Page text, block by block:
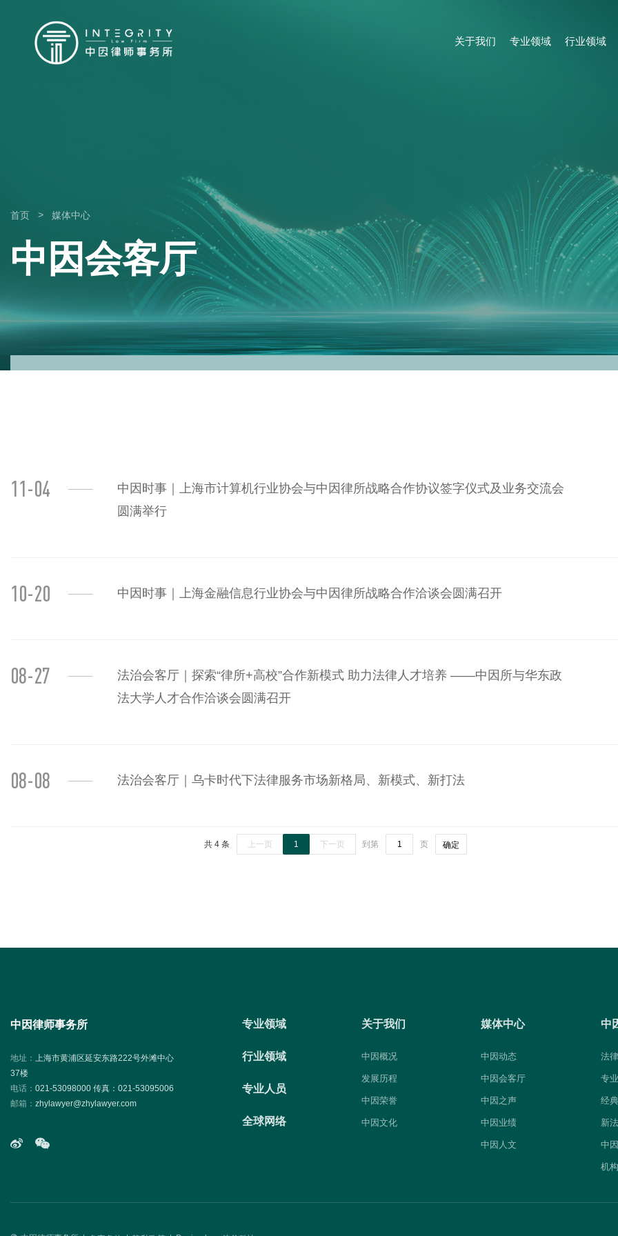
关于我们 专业领域 行业领域
首页 > 媒体中心
中因会客厅
11-04
中因时事｜上海市计算机行业协会与中因律所战略合作协议签字仪式及业务交流会
圆满举行
10-20 中因时事｜上海金融信息行业协会与中因律所战略合作洽谈会圆满召开
08-27
法治会客厅｜探索“律所+高校”合作新模式 助力法律人才培养 ——中因所与华东政
法大学人才合作洽谈会圆满召开
08-08 法治会客厅｜乌卡时代下法律服务市场新格局、新模式、新打法
共 4 条 上一页 1 下一页 到第 页 确定
中因律师事务所
地址： 上海市黄浦区延安东路222号外滩中心
37楼
电话： 021-53098000 传真：021-53095006
邮箱： zhylawyer@zhylawyer.com
专业领域
行业领域
专业人员
全球网络
关于我们
中因概况
发展历程
中因荣誉
中因文化
媒体中心
中因动态
中因会客厅
中因之声
中因业绩
中因人文
中
法
专
经
新
中
机